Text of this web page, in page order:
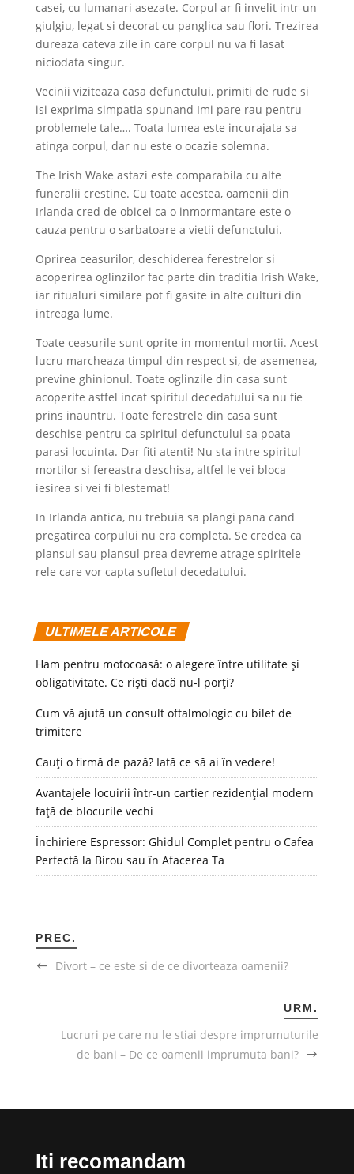
casei, cu lumanari asezate. Corpul ar fi invelit intr-un
giulgiu, legat si decorat cu panglica sau flori. Trezirea
dureaza cateva zile in care corpul nu va fi lasat
niciodata singur.
Vecinii viziteaza casa defunctului, primiti de rude si
isi exprima simpatia spunand Imi pare rau pentru
problemele tale…. Toata lumea este incurajata sa
atinga corpul, dar nu este o ocazie solemna.
The Irish Wake astazi este comparabila cu alte
funeralii crestine. Cu toate acestea, oamenii din
Irlanda cred de obicei ca o inmormantare este o
cauza pentru o sarbatoare a vietii defunctului.
Oprirea ceasurilor, deschiderea ferestrelor si
acoperirea oglinzilor fac parte din traditia Irish Wake,
iar ritualuri similare pot fi gasite in alte culturi din
intreaga lume.
Toate ceasurile sunt oprite in momentul mortii. Acest
lucru marcheaza timpul din respect si, de asemenea,
previne ghinionul. Toate oglinzile din casa sunt
acoperite astfel incat spiritul decedatului sa nu fie
prins inauntru. Toate ferestrele din casa sunt
deschise pentru ca spiritul defunctului sa poata
parasi locuinta. Dar fiti atenti! Nu sta intre spiritul
mortilor si fereastra deschisa, altfel le vei bloca
iesirea si vei fi blestemat!
In Irlanda antica, nu trebuia sa plangi pana cand
pregatirea corpului nu era completa. Se credea ca
plansul sau plansul prea devreme atrage spiritele
rele care vor capta sufletul decedatului.
ULTIMELE ARTICOLE
Ham pentru motocoasă: o alegere între utilitate și
obligativitate. Ce riști dacă nu-l porți?
Cum vă ajută un consult oftalmologic cu bilet de
trimitere
Cauți o firmă de pază? Iată ce să ai în vedere!
Avantajele locuirii într-un cartier rezidențial modern
față de blocurile vechi
Închiriere Espressor: Ghidul Complet pentru o Cafea
Perfectă la Birou sau în Afacerea Ta
PREC.
Divort – ce este si de ce divorteaza oamenii?
URM.
Lucruri pe care nu le stiai despre imprumuturile
de bani – De ce oamenii imprumuta bani?
Iti recomandam